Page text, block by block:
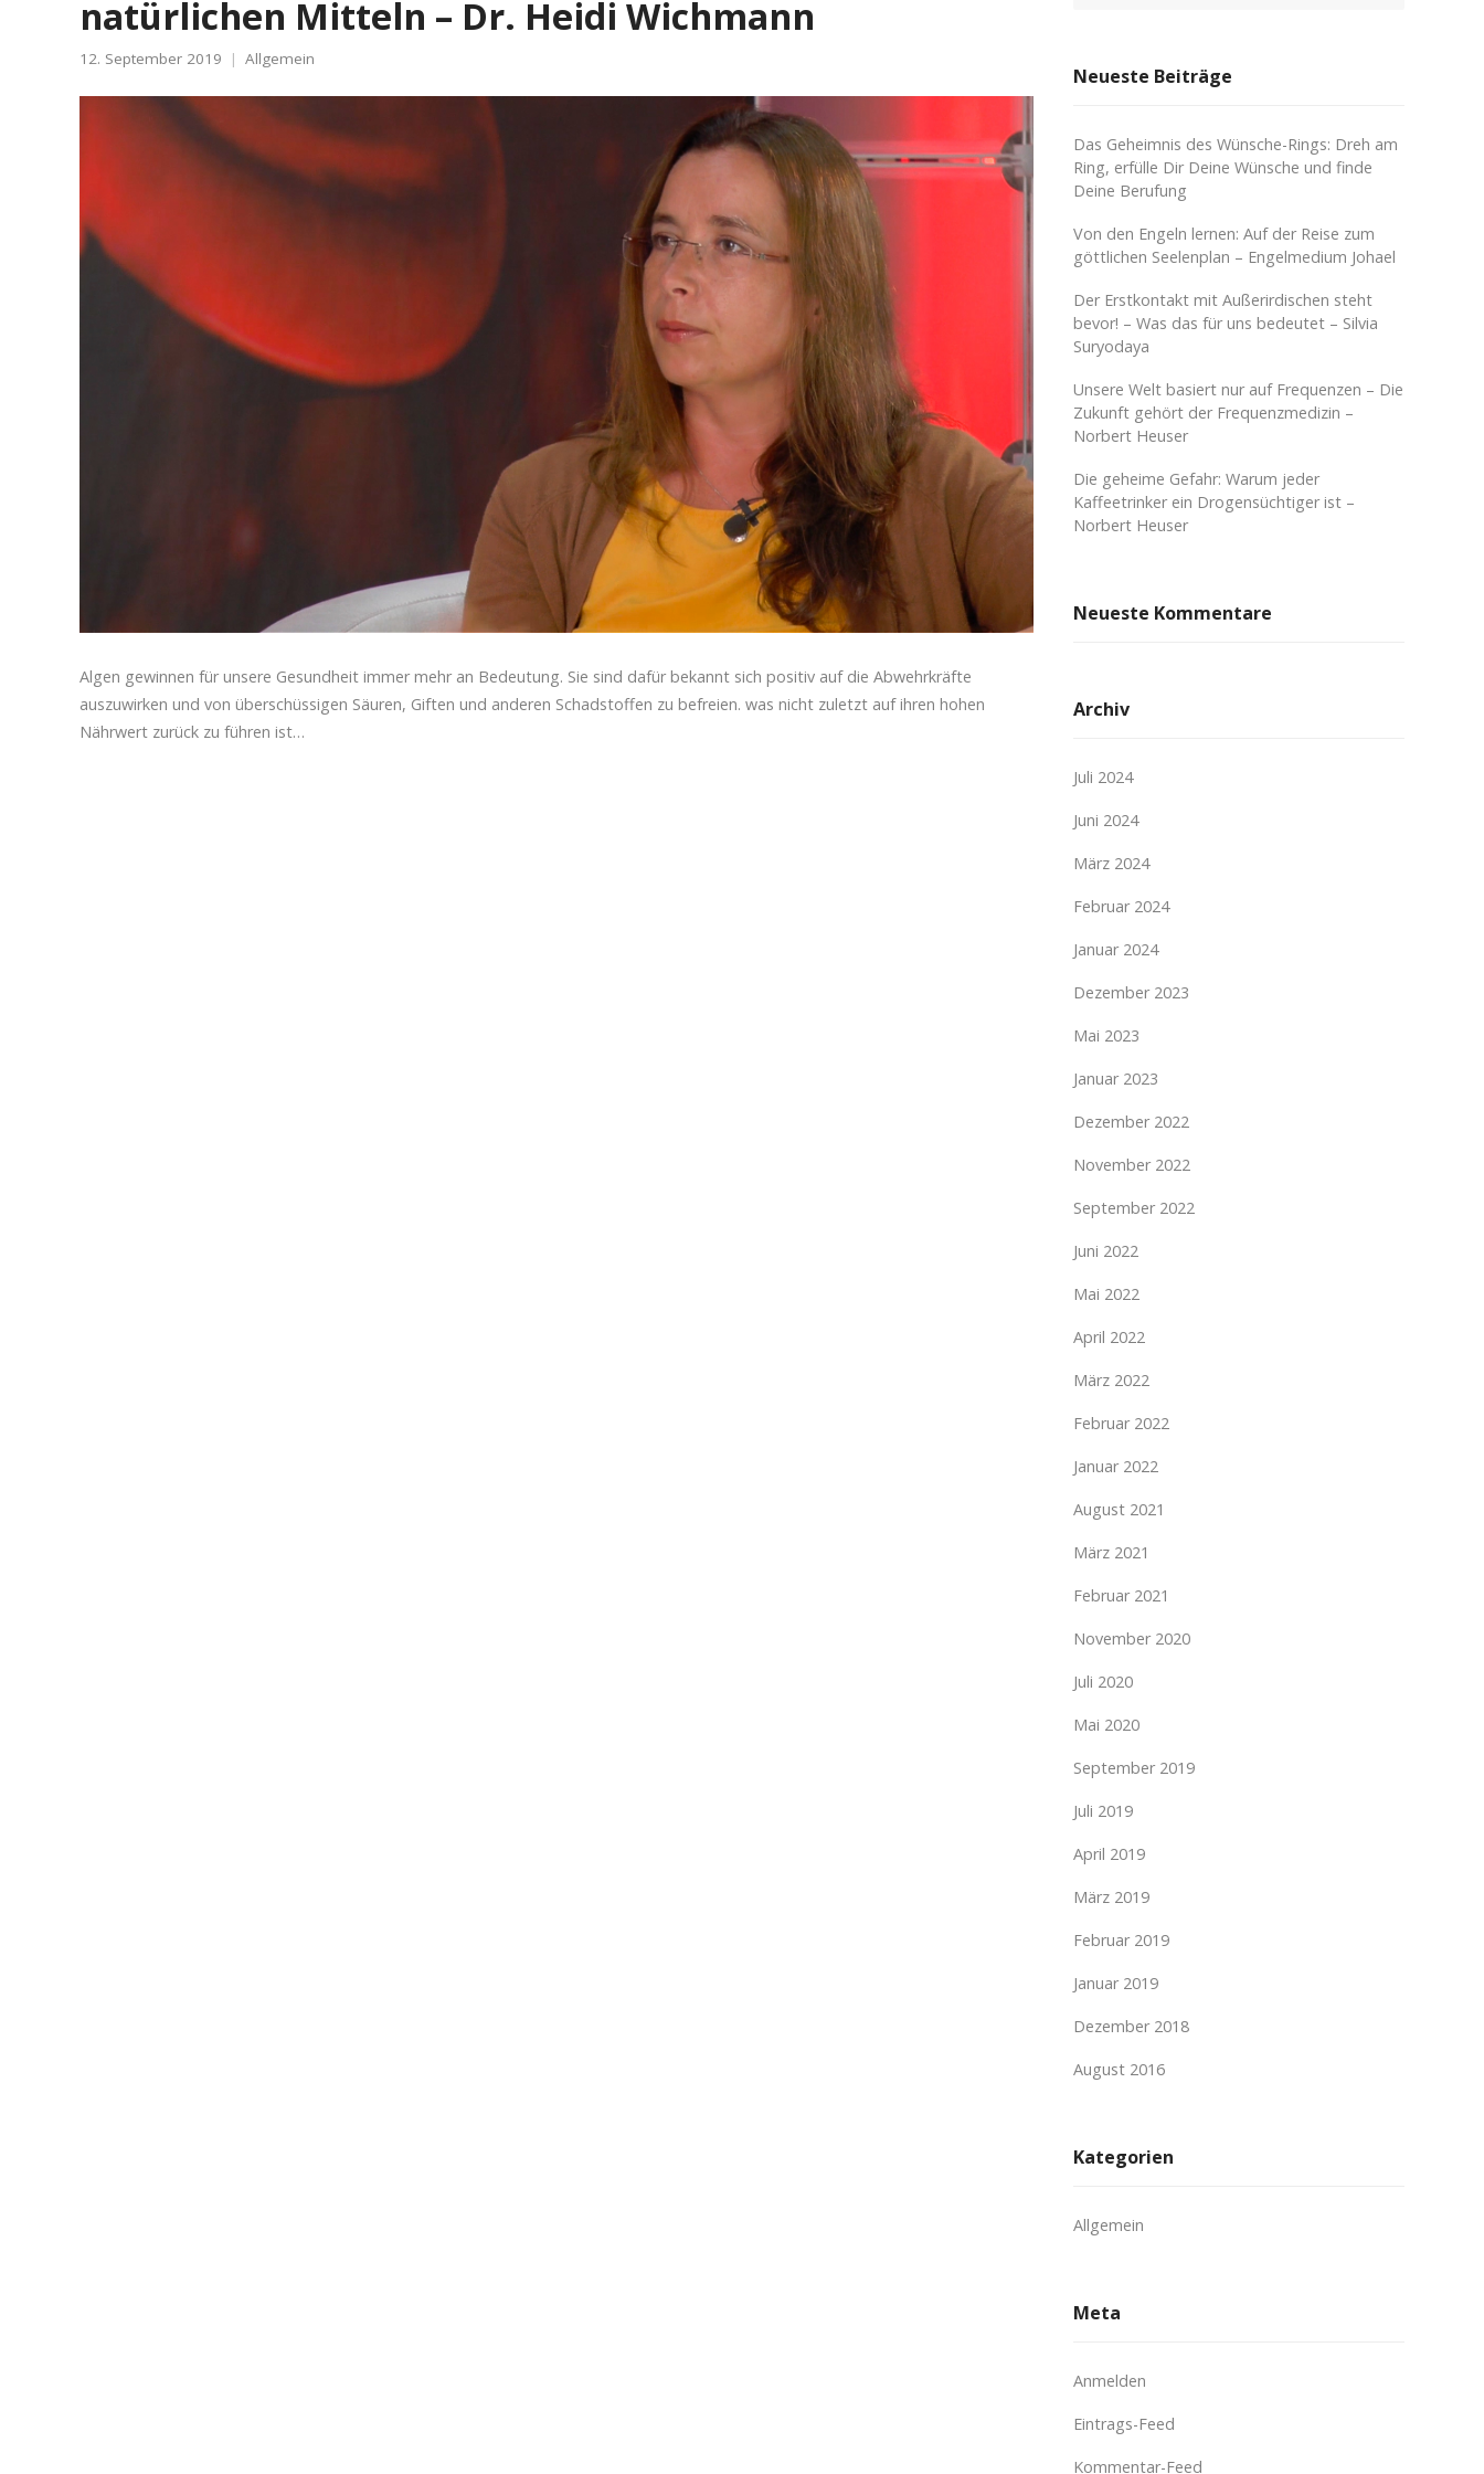
natürlichen Mitteln – Dr. Heidi Wichmann
12. September 2019 Allgemein
Algen gewinnen für unsere Gesundheit immer mehr an Bedeutung. Sie sind dafür bekannt sich positiv auf die Abwehrkräfte
auszuwirken und von überschüssigen Säuren, Giften und anderen Schadstoffen zu befreien. was nicht zuletzt auf ihren hohen
Nährwert zurück zu führen ist…
Neueste Beiträge
Das Geheimnis des Wünsche-Rings: Dreh am
Ring, erfülle Dir Deine Wünsche und finde
Deine Berufung
Von den Engeln lernen: Auf der Reise zum
göttlichen Seelenplan – Engelmedium Johael
Der Erstkontakt mit Außerirdischen steht
bevor! – Was das für uns bedeutet – Silvia
Suryodaya
Unsere Welt basiert nur auf Frequenzen – Die
Zukunft gehört der Frequenzmedizin –
Norbert Heuser
Die geheime Gefahr: Warum jeder
Kaffeetrinker ein Drogensüchtiger ist –
Norbert Heuser
Neueste Kommentare
Archiv
Juli 2024
Juni 2024
März 2024
Februar 2024
Januar 2024
Dezember 2023
Mai 2023
Januar 2023
Dezember 2022
November 2022
September 2022
Juni 2022
Mai 2022
April 2022
März 2022
Februar 2022
Januar 2022
August 2021
März 2021
Februar 2021
November 2020
Juli 2020
Mai 2020
September 2019
Juli 2019
April 2019
März 2019
Februar 2019
Januar 2019
Dezember 2018
August 2016
Kategorien
Allgemein
Meta
Anmelden
Eintrags-Feed
Kommentar-Feed